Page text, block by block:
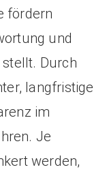
fördern
und
Durch
langfristige
im
Je
werden,